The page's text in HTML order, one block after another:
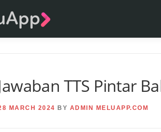
TTS Pintar
MARCH 2024 BY ADMIN MELUAPP.COM